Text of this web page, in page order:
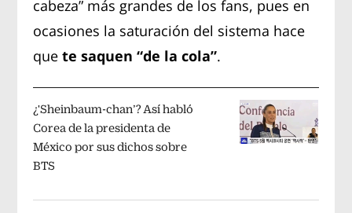
cabeza” más grandes de los fans, pues en
ocasiones la saturación del sistema hace
quete saquen “de la cola”.
¿'Sheinbaum-chan’? Así habló
Corea de la presidenta de
México por sus dichos sobre
BTS